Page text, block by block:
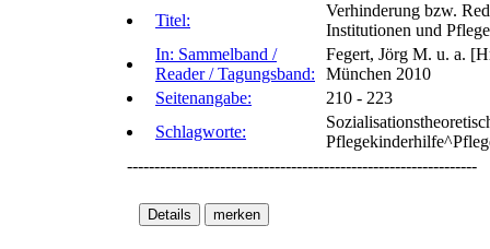
Titel:
Verhinderung bzw.
Institutionen und
In: Sammelband /
Reader / Tagungsband:
Fegert, Jörg M. u. a.
München 2010
Seitenangabe:
210 - 223
Schlagworte:
----------------------------------------------------------------